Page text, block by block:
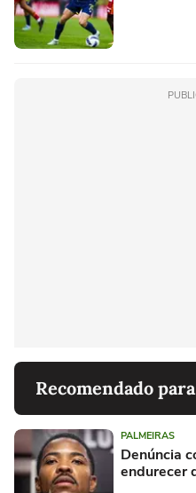
Recomendado
PALMEIRAS
Denúncia
endurecer